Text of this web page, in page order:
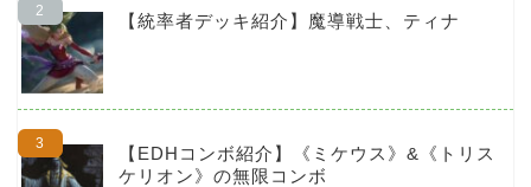
【統率者デッキ紹介】魔導戦士、ティナ
【EDHコンボ紹介】《ミケウス》&《トリス
ケリオン》の無限コンボ